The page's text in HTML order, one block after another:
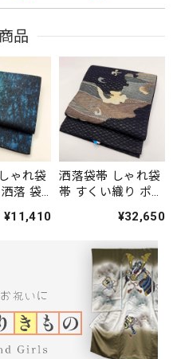
品
ゃれ袋
落 袋
¥11,410
洒落袋帯 しゃれ袋
帯 すくい織り ポイ
紬 451cm 中古 正
¥32,650